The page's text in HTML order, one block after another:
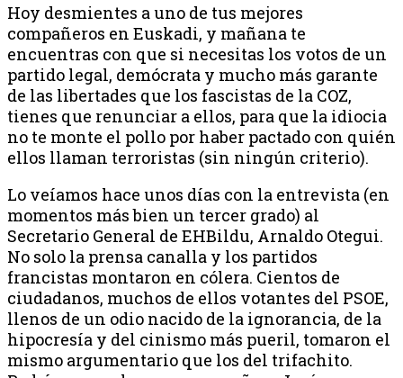
Hoy desmientes a uno de tus mejores
compañeros en Euskadi, y mañana te
encuentras con que si necesitas los votos de un
partido legal, demócrata y mucho más garante
de las libertades que los fascistas de la COZ,
tienes que renunciar a ellos, para que la idiocia
no te monte el pollo por haber pactado con quién
ellos llaman terroristas (sin ningún criterio).
Lo veíamos hace unos días con la entrevista (en
momentos más bien un tercer grado) al
Secretario General de EHBildu, Arnaldo Otegui.
No solo la prensa canalla y los partidos
francistas montaron en cólera. Cientos de
ciudadanos, muchos de ellos votantes del PSOE,
llenos de un odio nacido de la ignorancia, de la
hipocresía y del cinismo más pueril, tomaron el
mismo argumentario que los del trifachito.